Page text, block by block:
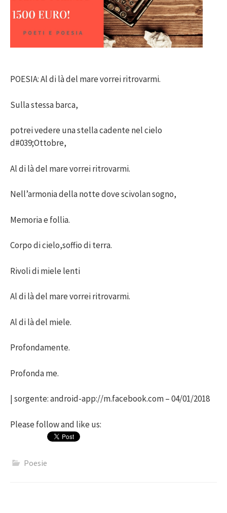
POESIA: Al di là del mare vorrei ritrovarmi.
Sulla stessa barca,
potrei vedere una stella cadente nel cielo
d#039;Ottobre,
Al di là del mare vorrei ritrovarmi.
Nell’armonia della notte dove scivolan sogno,
Memoria e follia.
Corpo di cielo,soffio di terra.
Rivoli di miele lenti
Al di là del mare vorrei ritrovarmi.
Al di là del miele.
Profondamente.
Profonda me.
| sorgente: android-app://m.facebook.com – 04/01/2018
Please follow and like us:
Poesie